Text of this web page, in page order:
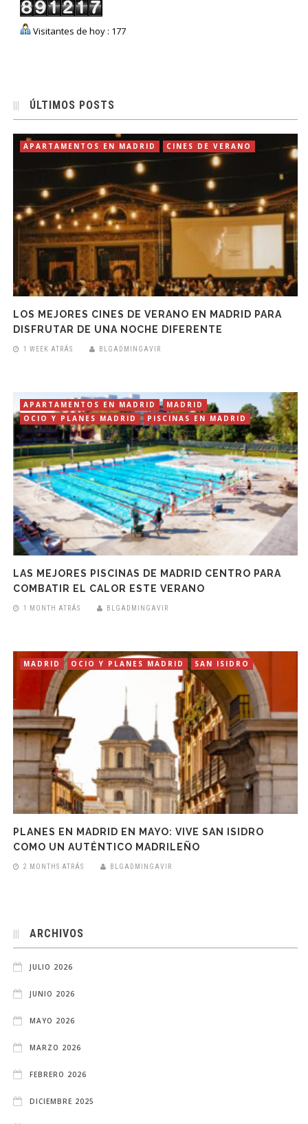
Visitantes de hoy : 177
ÚLTIMOS POSTS
APARTAMENTOS EN MADRID CINES DE VERANO
LOS MEJORES CINES DE VERANO EN MADRID PARA
DISFRUTAR DE UNA NOCHE DIFERENTE
1 WEEK ATRÁS BLGADMINGAVIR
APARTAMENTOS EN MADRID
MADRID
OCIO Y PLANES MADRID
PISCINAS EN MADRID
LAS MEJORES PISCINAS DE MADRID CENTRO PARA
COMBATIR EL CALOR ESTE VERANO
1 MONTH ATRÁS BLGADMINGAVIR
MADRID OCIO Y PLANES MADRID SAN ISIDRO
PLANES EN MADRID EN MAYO: VIVE SAN ISIDRO
COMO UN AUTÉNTICO MADRILEÑO
2 MONTHS ATRÁS BLGADMINGAVIR
ARCHIVOS
JULIO 2026
JUNIO 2026
MAYO 2026
MARZO 2026
FEBRERO 2026
DICIEMBRE 2025